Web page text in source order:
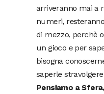
arriveranno mai a
numeri,
di mezzo, perchè
un gioco e per
bisogna
saperle
Pensiamo a